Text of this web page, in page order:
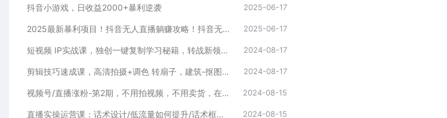
抖音小游戏，日收益2000+暴利逆袭 2025-06-17
2025最新暴利项目！抖音无人直播躺赚攻略！抖音无人直播3.0玩法！0门槛… 2025-06-17
短视频 IP实战课，独创一键复制学习秘籍，转战新领域，月赚五万轻松行 2024-08-17
剪辑技巧速成课，高清拍摄+调色 转扇子，建筑-抠图精通，新手秒变剪辑专家 2024-08-17
视频号/直播涨粉-第2期，不用拍视频，不用卖货，在直播间做菜，就可以搞钱 2024-08-15
直播实操运营课：话术设计/低流量如何提升/话术框架/全场燃爆/非常干货 2024-08-15